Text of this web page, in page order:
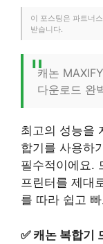
이 포스팅은 파트너
받습니다.
캐논
다운로드 완
최고의 성능을
합기를 사용하
필수적이에요.
프린터를 제대
를 따라 쉽고
✅캐논 복합기